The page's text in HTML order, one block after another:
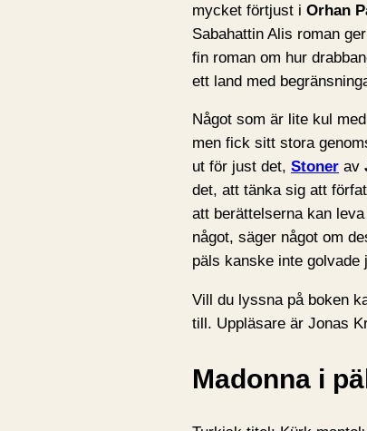
mycket förtjust i Orhan
Sabahattin Alis roman
fin roman om hur
ett land med
Något som är lite kul
men fick sitt stora
ut för just det, Stoner av
det, att tänka sig att
att berättelserna kan
något, säger något om
päls kanske inte golvade
Vill du lyssna på boken
till. Uppläsare är Jonas
Madonna i